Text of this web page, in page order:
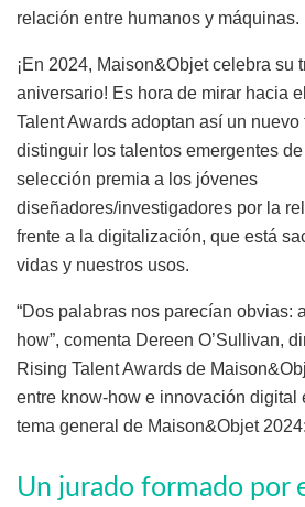
relación entre humanos y máquinas.
¡En 2024, Maison&Objet celebra su
aniversario! Es hora de mirar hacia
Talent Awards adoptan así un
distinguir los talentos emergentes
selección premia a los jóvenes
diseñadores/investigadores por la
frente a la digitalización, que está
vidas y nuestros usos.
“Dos palabras nos parecían obvias:
how”, comenta Dereen O’Sullivan,
Rising Talent Awards de
entre know-how e innovación digital
tema general de Maison&Objet 2024:
Un jurado formado por